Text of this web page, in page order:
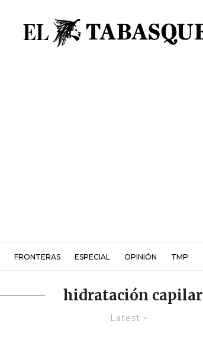
FRONTERAS ESPECIAL OPINIÓN TMP
hidratación capilar
Latest